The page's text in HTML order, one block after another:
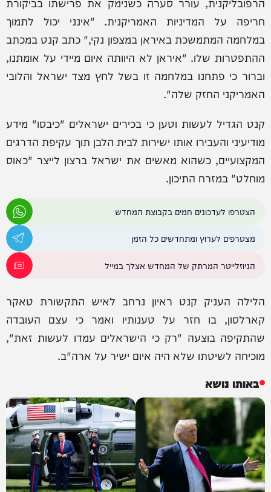
חריפה על המדיניות האמריקנית. "אינני יכול לתמוך
במלחמה המתמשכת באיראן במצפון נקי," כתב קנט במכתב
ההתפטרות שלו. "איראן לא היוותה איום מיידי על אומתנו,
וברור כי פתחנו במלחמה זו בשל לחץ מצד ישראל והלובי
האמריקני החזק שלה".
קנט הגדיל לעשות וטען כי בכירים ישראלים "כיבסו" מידע
מודיעיני והעבירו אותו ישירות לבית הלבן תוך עקיפת הדרגים
המקצועיים, כשהוא מאשים את ישראל ברצון לייצר "כאוס
מוחלט" במזרח התיכון.
הצטרפו לעדכונים חמים בקבוצת המחדש
מצטרפים לערוץ ומתחדשים כל הזמן
הניוזלייטר המרתק של המחדש אצלך במייל
הלילה העניק קנט ראיון נרחב לאיש התקשורת טאקר
קארלסון, בו חזר על טענותיו ואמר כי עצם העובדה
שהתקיפה בוצעה "רק כי הישראלים עמדו לעשות זאת",
מוכיחה לשיטתו שלא היה איום ישיר על ארה"ב.
באותו נושא